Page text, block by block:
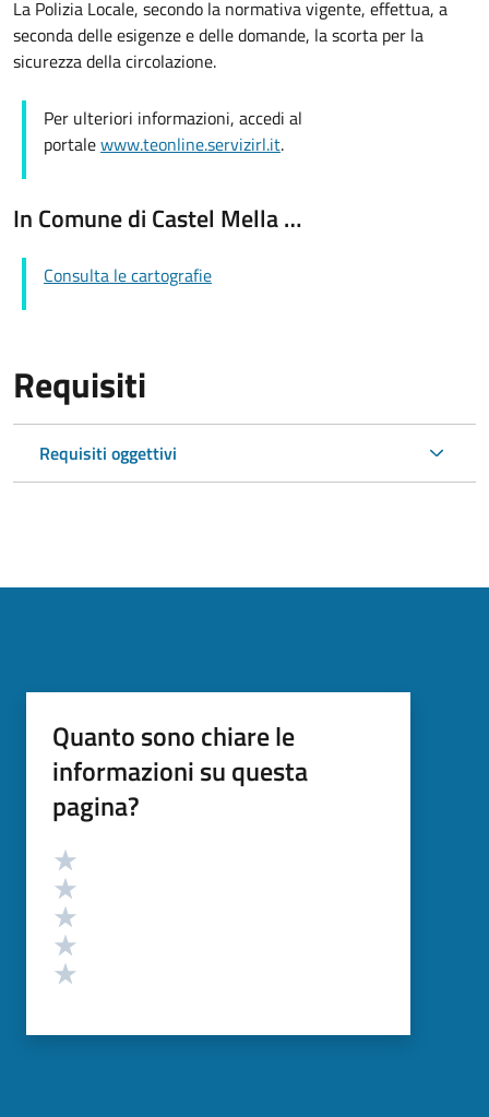
La Polizia Locale, secondo la normativa vigente, effettua, a
seconda delle esigenze e delle domande, la scorta per la
sicurezza della circolazione.
Per ulteriori informazioni, accedi al
portalewww.teonline.servizirl.it.
In Comune di Castel Mella …
Consulta le cartografie
Requisiti
Requisiti oggettivi
Quanto sono chiare le
informazioni su questa
pagina?
Valutazione